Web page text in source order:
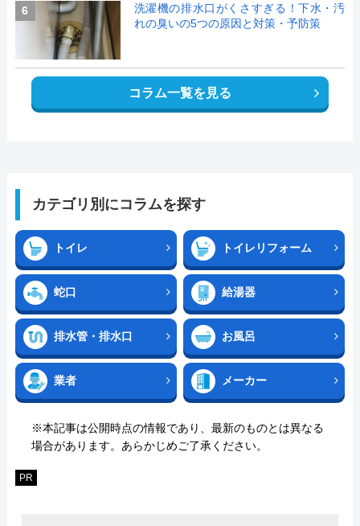
6
洗濯機の排水口がくさすぎる！下水・汚
れの臭いの5つの原因と対策・予防策
コラム一覧を見る
カテゴリ別にコラムを探す
トイレ トイレリフォーム
蛇口 給湯器
排水管・排水口 お風呂
業者 メーカー
※本記事は公開時点の情報であり、最新のものとは異なる
場合があります。あらかじめご了承ください。
PR